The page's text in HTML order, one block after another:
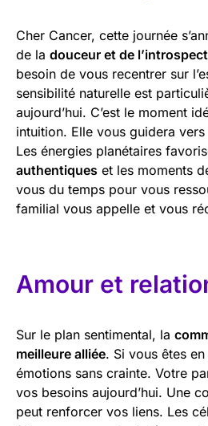
Cher Cancer, cette journée
de la douceur et de
besoin de vous recentrer sur
sensibilité naturelle est
aujourd’hui. C’est le moment
intuition. Elle vous guidera
Les énergies planétaires
authentiques et les moments
vous du temps pour vous
familial vous appelle et vous
Amour et
Sur le plan sentimental, la
meilleure alliée. Si vous êtes
émotions sans crainte. Votre
vos besoins aujourd’hui. Une
peut renforcer vos liens. Les